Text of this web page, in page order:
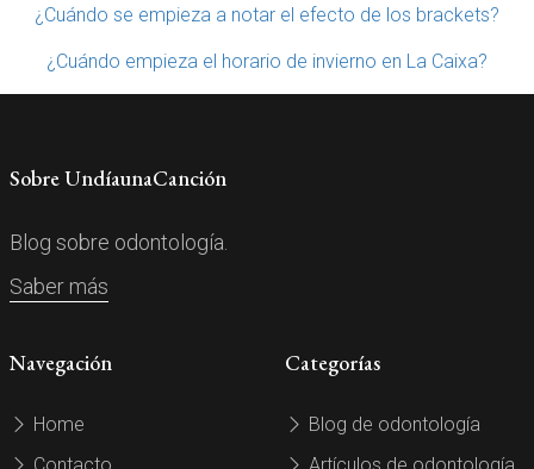
¿Cuándo se empieza a notar el efecto de los brackets?
¿Cuándo empieza el horario de invierno en La Caixa?
Sobre UndíaunaCanción
Blog sobre odontología.
Saber más
Navegación
Home
Categorías
Blog de odontología